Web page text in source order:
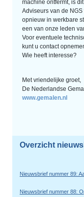
machine ontfermt, is
Adviseurs van de
opnieuw in werkbare
een van onze leden
Voor eventuele
kunt u contact
Wie heeft interesse?
Met vriendelijke groet,
De Nederlandse
www.gemalen.nl
Overzicht
Nieuwsbrief nummer 89:
Nieuwsbrief nummer 88: